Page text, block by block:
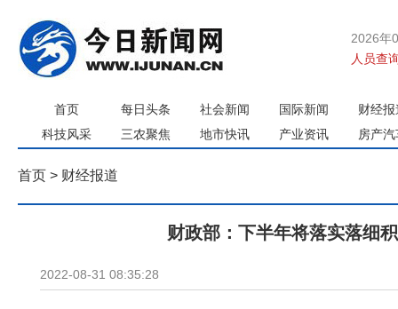
2026年
人员查
首页 每日头条 社会新闻 国际新闻
财经报
科技风采
三农聚焦 地市快讯 产业资讯 房产汽
首页 > 财经报道
财政部：下半年将落实落细
2022-08-31 08:35:28